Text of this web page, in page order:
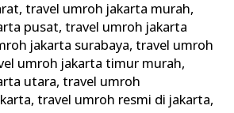
,travel umroh jakarta murah,
pusat,travel umroh jakarta
jakarta surabaya,travel umroh
umroh jakarta timur murah,
utara,travel umroh
,travel umroh resmi di jakarta,